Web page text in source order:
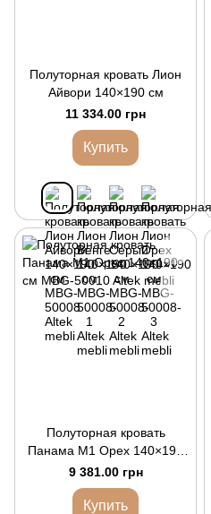
Полуторная кровать Лион
Айвори 140×190 см
11 334.00 грн
Купить
Полуторная кровать
Панама M1 Орех 140×190
см
9 381.00 грн
Купить